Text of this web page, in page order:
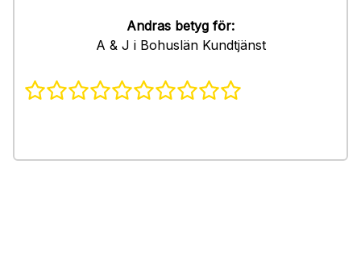
Andras betyg för:
A & J i Bohuslän Kundtjänst